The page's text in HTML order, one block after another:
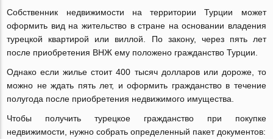
Собственник недвижимости на территории Турции может
оформить вид на жительство в стране на основании владения
турецкой квартирой или виллой. По закону, через пять лет
после приобретения ВНЖ ему положено гражданство Турции.
Однако если жилье стоит 400 тысяч долларов или дороже, то
можно не ждать пять лет, и оформить гражданство в течение
полугода после приобретения недвижимого имущества.
Чтобы получить турецкое гражданство при покупке
недвижимости, нужно собрать определенный пакет документов: